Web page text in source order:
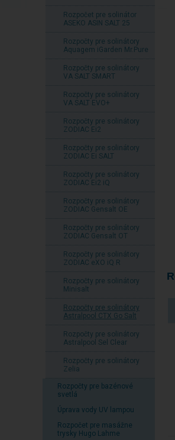
Rozpočet pre solinátor
ASEKO ASIN SALT 25
Rozpočty pre solinátory
Aquagem iGarden Mr.Pure
Rozpočty pre solinátory
VA SALT SMART
Rozpočty pre solinátory
VA SALT EVO+
Rozpočty pre solinátory
ZODIAC Ei2
Rozpočty pre solinátory
ZODIAC Ei SALT
Rozpočty pre solinátory
ZODIAC Ei2 iQ
Rozpočty pre solinátory
ZODIAC Gensalt OE
Rozpočty pre solinátory
ZODIAC Gensalt OT
Rozpočty pre solinátory
ZODIAC eXO iQ R
Rozpočty pre solinátory
Minisalt
Rozpočty pre solinátory
Astralpool CTX Go Salt
Rozpočty pre solinátory
Astralpool Sel Clear
Rozpočty pre solinátory
Zelia
Rozpočty pre bazénové
svetlá
Úprava vody UV lampou
Rozpočet pre masážne
trysky Hugo Lahme